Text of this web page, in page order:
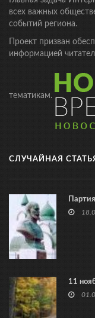
всех важных
событий региона.
Проект призван
информацией
тематикам.
СЛУЧАЙНАЯ
11